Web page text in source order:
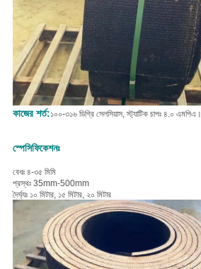
কাজের শর্ত:১০০-৩১৬ ডিগ্রি সেলসিয়াস, স্ট্যাটিক চাপঃ ৪.০ এমপিএ।
স্পেসিফিকেশনঃ
বেধঃ ৪-৩৫ মিমি
প্রস্থঃ 35mm-500mm
দৈর্ঘ্যঃ ১০ মিটার, ১৫ মিটার, ২০ মিটার